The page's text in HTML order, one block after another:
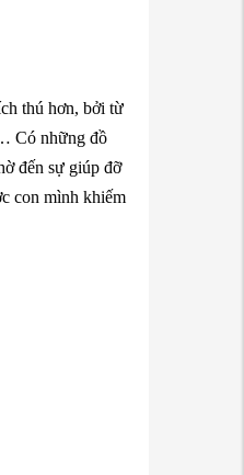
thú hơn, bởi từ
Có những đồ
đến sự giúp đỡ
con mình khiếm